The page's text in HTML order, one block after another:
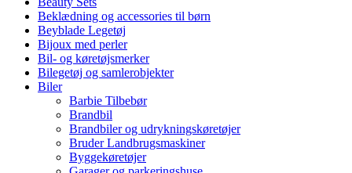
Beklædning og accessories til børn
Beyblade Legetøj
Bijoux med perler
Bil- og køretøjsmerker
Bilegetøj og samlerobjekter
Biler
Barbie Tilbebør
Brandbil
Brandbiler og udrykningskøretøjer
Bruder Landbrugsmaskiner
Byggekøretøjer